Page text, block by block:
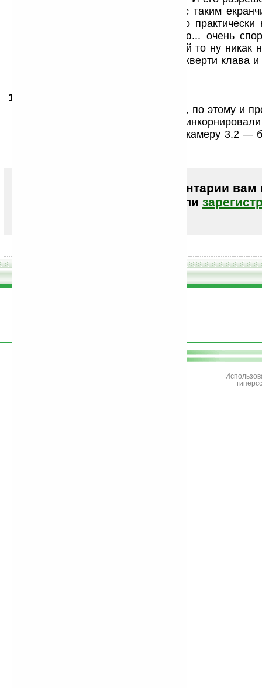
то пугает... ЖПС сразу отпадает с таким
черту вообще, а толку то от него практически
оператива 128... не знаю не знаю... очень
похож по функциям на смарт какой то ну никак
рабочий коммуникатор. Плюсы — кверти клава и
11.03.2008
Это бизнес класс а не игровой кпк, по этому и
дольше продюжит. Лучше бы
потоньше, дбавив edge, 128ram и камеру 3.2 —
Чтобы писать комментарии вам
или